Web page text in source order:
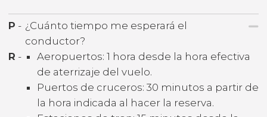
P - ¿Cuánto tiempo me esperará el
conductor?
R -
Aeropuertos: 1 hora desde la hora efectiva
de aterrizaje del vuelo.
Puertos de cruceros: 30 minutos a partir de
la hora indicada al hacer la reserva.